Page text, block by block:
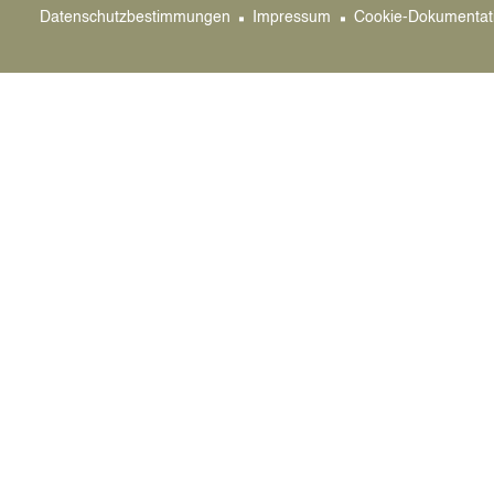
Datenschutzbestimmungen Impressum Cookie-